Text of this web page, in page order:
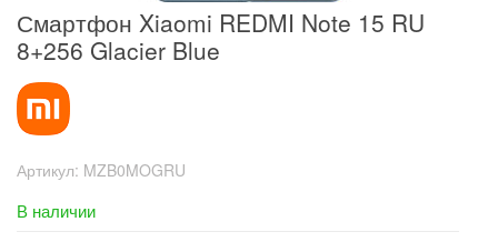
Смартфон Xiaomi REDMI Note 15 RU
8+256 Glacier Blue
Артикул: MZB0MOGRU
В наличии